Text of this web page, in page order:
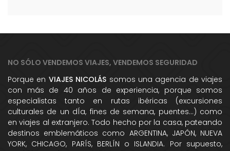
NO SÓLO VENDEMOS VIAJES, VENDEMOS SEGURIDAD
Porque en VIAJES NICOLÁS somos una agencia de viajes
con más de 40 años de experiencia, porque somos
especialistas tanto en rutas ibéricas (excursiones
culturales de un dÍa, fines de semana, puentes...) como
en viajes al extranjero. Todo hecho por la casa, pateando
destinos emblemáticos como ARGENTINA, JAPÓN, NUEVA
YORK, CHICAGO, PARÍS, BERLÍN o ISLANDIA. Por supuesto,